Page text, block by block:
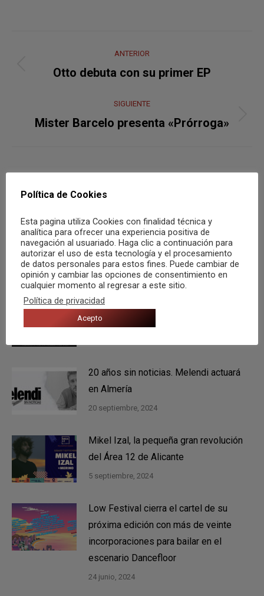
entre
publicaciones
ANTERIOR
Publicación
Otto debuta con su primer EP
SIGUIENTE
Publicación
Mister Barcelo presenta «Prórroga»
También te puede gustar
Burning, Pancho Varona y JJ Fuentes.
Winter Totefest el 28 de febrero en
Almería
23 febrero, 2026
Concierto de Saurom. El pájaro
fantasma rondará los cielos de Almería
20 años sin noticias. Melendi actuará
en Almería
20 septiembre, 2024
Mikel Izal, la pequeña gran revolución
del Área 12 de Alicante
5 septiembre, 2024
Low Festival cierra el cartel de su
próxima edición con más de veinte
incorporaciones para bailar en el
escenario Dancefloor
24 junio, 2024
Política de Cookies
Esta pagina utiliza Cookies con finalidad técnica y
analítica para ofrecer una experiencia positiva de
navegación al usuariado. Haga clic a continuación para
autorizar el uso de esta tecnología y el procesamiento
de datos personales para estos fines. Puede cambiar de
opinión y cambiar las opciones de consentimiento en
cualquier momento al regresar a este sitio.
Política de privacidad
Acepto